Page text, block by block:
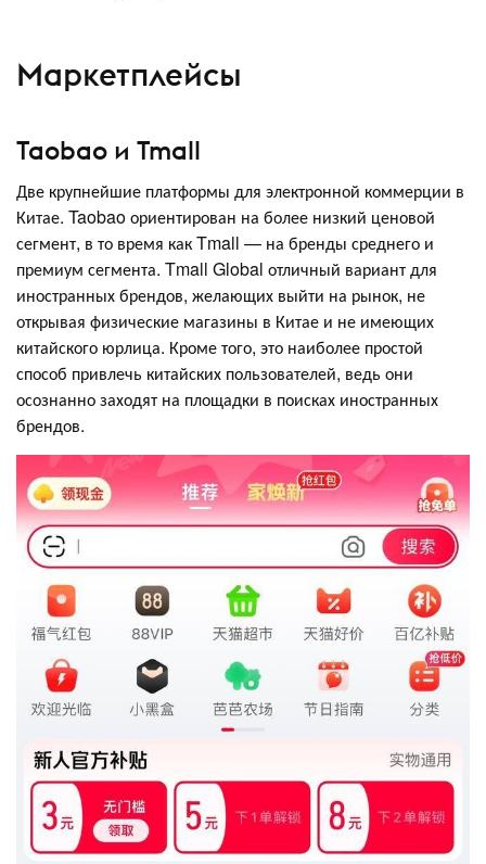
Маркетплейсы
Taobao и Tmall
Две крупнейшие платформы для электронной коммерции в
Китае. Taobao ориентирован на более низкий ценовой
сегмент, в то время как Tmall — на бренды среднего и
премиум сегмента. Tmall Global отличный вариант для
иностранных брендов, желающих выйти на рынок, не
открывая физические магазины в Китае и не имеющих
китайского юрлица. Кроме того, это наиболее простой
способ привлечь китайских пользователей, ведь они
осознанно заходят на площадки в поисках иностранных
брендов.